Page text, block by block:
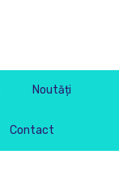
Noutăți
Contact